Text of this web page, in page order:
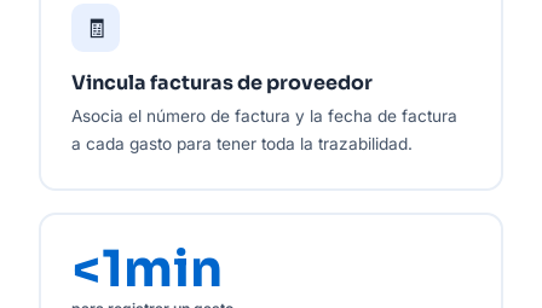
🧾
Vincula facturas de proveedor
Asocia el número de factura y la fecha de factura
a cada gasto para tener toda la trazabilidad.
<1min